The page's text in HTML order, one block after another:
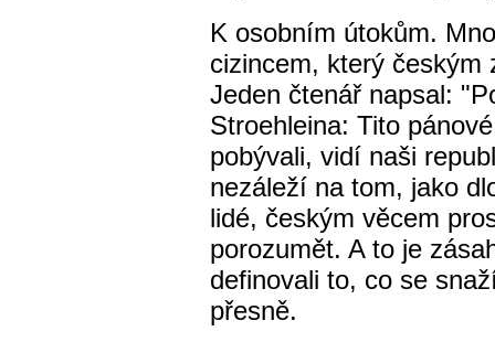
K osobním útokům.
cizincem, který českým
Jeden čtenář napsal:
Stroehleina: Tito
pobývali, vidí naši
nezáleží na tom, jako
lidé, českým věcem
porozumět. A to je
definovali to, co se
přesně.